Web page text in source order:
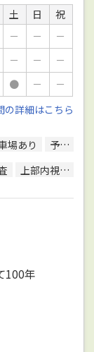
土 日
祝
－ －
－
－ －
－
● －
－
の詳細はこちら
場あり 予約可
上部内視鏡検査
100年